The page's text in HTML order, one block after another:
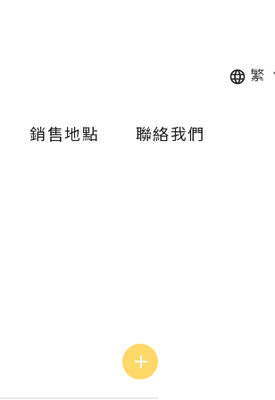
銷售地點 聯絡我們